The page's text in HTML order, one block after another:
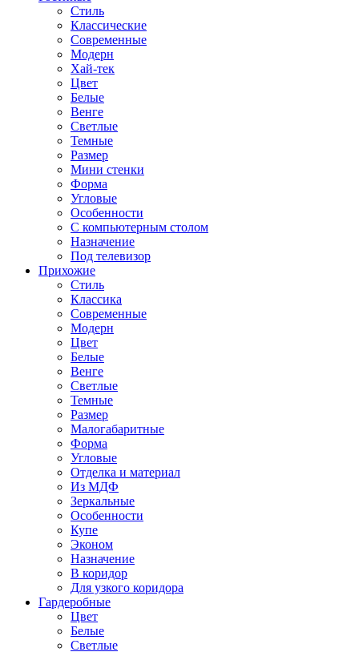
Стиль
Классические
Современные
Модерн
Хай-тек
Цвет
Белые
Венге
Светлые
Темные
Размер
Мини стенки
Форма
Угловые
Особенности
С компьютерным столом
Назначение
Под телевизор
Прихожие
Стиль
Классика
Современные
Модерн
Цвет
Белые
Венге
Светлые
Темные
Размер
Малогабаритные
Форма
Угловые
Отделка и материал
Из МДФ
Зеркальные
Особенности
Купе
Эконом
Назначение
В коридор
Для узкого коридора
Гардеробные
Цвет
Белые
Светлые